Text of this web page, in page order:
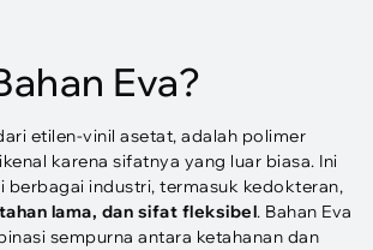
Eva?
etilen-vinil asetat, adalah polimer
karena sifatnya yang luar biasa. Ini
berbagai industri, termasuk kedokteran,
lama, dan sifat fleksibel. Bahan Eva
sempurna antara ketahanan dan